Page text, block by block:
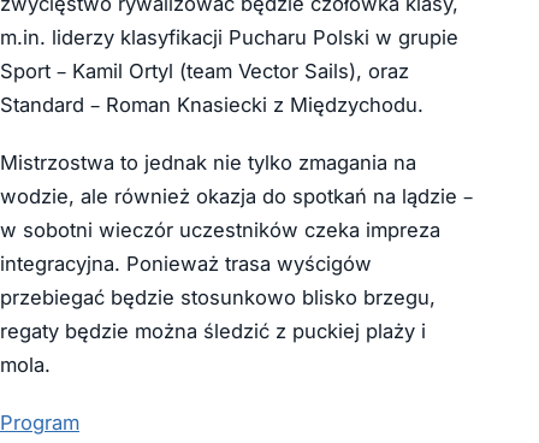
m.in. liderzy klasyfikacji Pucharu Polski w grupie
Sport – Kamil Ortyl (team Vector Sails), oraz
Standard – Roman Knasiecki z Międzychodu.
Mistrzostwa to jednak nie tylko zmagania na
wodzie, ale również okazja do spotkań na lądzie –
w sobotni wieczór uczestników czeka impreza
integracyjna. Ponieważ trasa wyścigów
przebiegać będzie stosunkowo blisko brzegu,
regaty będzie można śledzić z puckiej plaży i
mola.
Program